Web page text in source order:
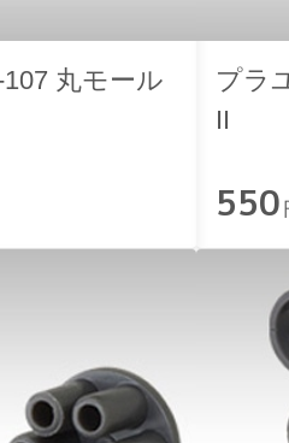
丸モール
プラ
II
550